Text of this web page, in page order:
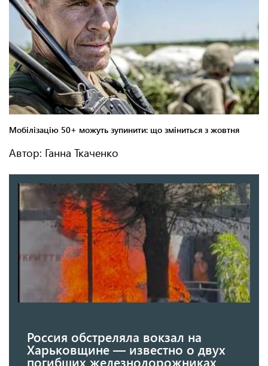
Автор: Ганна Ткаченко
Россия обстреляла вокзал на
Харьковщине — известно о двух
погибших железнодорожниках